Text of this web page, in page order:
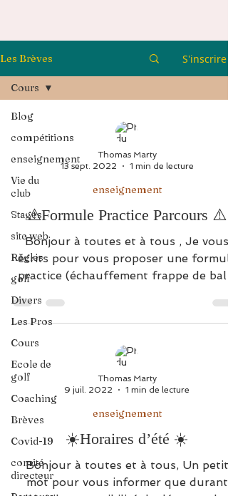
Les Brèves S'inscrire
Blog
compétitions
enseignement
Vie du
club
Stages
site web
Règles
golf
Divers
Les Pros
Cours
Ecole de
golf
Coaching
Brèves
Covid-19
comité
directeur
Cours
Thomas Marty
13 sept. 2022
1 min de lecture
enseignement
⚠️Formule Practice Parcours ⚠️
Bonjour à toutes et à tous , Je vous
écrits pour vous proposer une
practice (échauffement frappe de balle
Thomas Marty
9 juil. 2022
1 min de lecture
enseignement
☀️Horaires d’été ☀️
Bonjour à toutes et à tous, Un petit
mot pour vous informer que durant